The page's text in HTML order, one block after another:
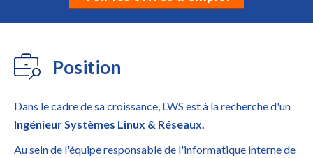
Position
Dans le cadre de sa croissance, LWS est à la recherche d'un
Ingénieur Systèmes Linux & Réseaux.
Au sein de l'équipe responsable de l'informatique interne de